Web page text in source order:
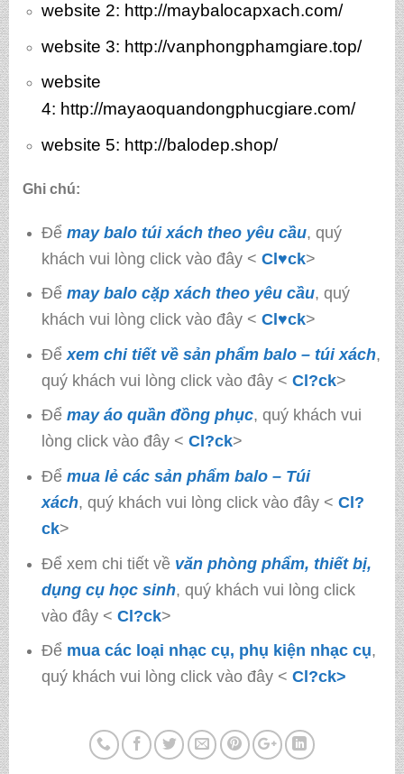
website 2: http://maybalocapxach.com/
website 3: http://vanphongphamgiare.top/
website
4: http://mayaoquandongphucgiare.com/
website 5: http://balodep.shop/
Ghi chú:
Để may balo túi xách theo yêu cầu, quý
khách vui lòng click vào đây < Cl♥ck>
Để may balo cặp xách theo yêu cầu, quý
khách vui lòng click vào đây < Cl♥ck>
Để xem chi tiết về sản phẩm balo – túi xách,
quý khách vui lòng click vào đây < Cl?ck>
Để may áo quần đồng phục, quý khách vui
lòng click vào đây < Cl?ck>
Để mua lẻ các sản phẩm balo – Túi
xách, quý khách vui lòng click vào đây < Cl?
ck>
Để xem chi tiết về văn phòng phẩm, thiết bị,
dụng cụ học sinh, quý khách vui lòng click
vào đây < Cl?ck>
Để mua các loại nhạc cụ, phụ kiện nhạc cụ,
quý khách vui lòng click vào đây < Cl?ck>